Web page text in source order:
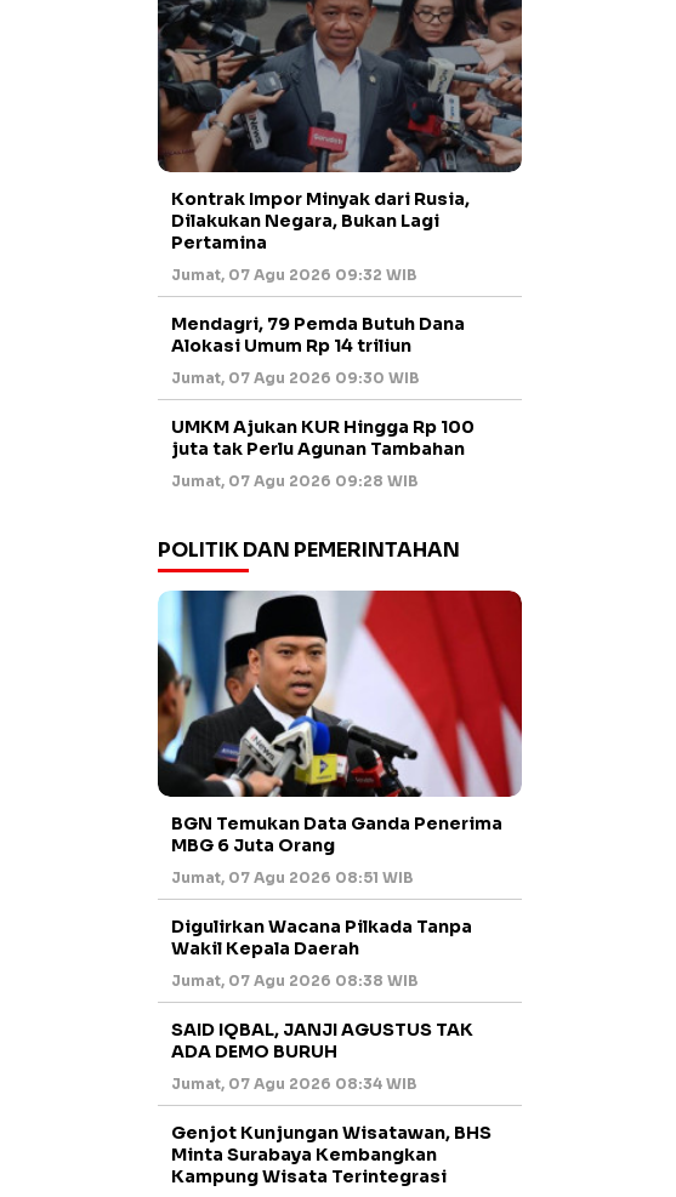
Kontrak Impor Minyak dari Rusia,
Dilakukan Negara, Bukan Lagi
Pertamina
Jumat, 07 Agu 2026 09:32 WIB
Mendagri, 79 Pemda Butuh Dana
Alokasi Umum Rp 14 triliun
Jumat, 07 Agu 2026 09:30 WIB
UMKM Ajukan KUR Hingga Rp 100
juta tak Perlu Agunan Tambahan
Jumat, 07 Agu 2026 09:28 WIB
POLITIK DAN PEMERINTAHAN
BGN Temukan Data Ganda Penerima
MBG 6 Juta Orang
Jumat, 07 Agu 2026 08:51 WIB
Digulirkan Wacana Pilkada Tanpa
Wakil Kepala Daerah
Jumat, 07 Agu 2026 08:38 WIB
SAID IQBAL, JANJI AGUSTUS TAK
ADA DEMO BURUH
Jumat, 07 Agu 2026 08:34 WIB
Genjot Kunjungan Wisatawan, BHS
Minta Surabaya Kembangkan
Kampung Wisata Terintegrasi